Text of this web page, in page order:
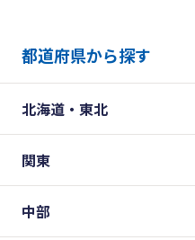
都道府県から探す
北海道・東北
関東
中部